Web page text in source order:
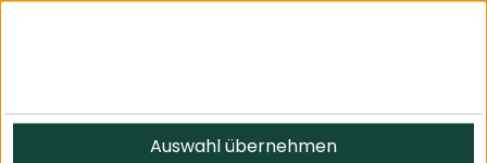
Auswahl übernehmen